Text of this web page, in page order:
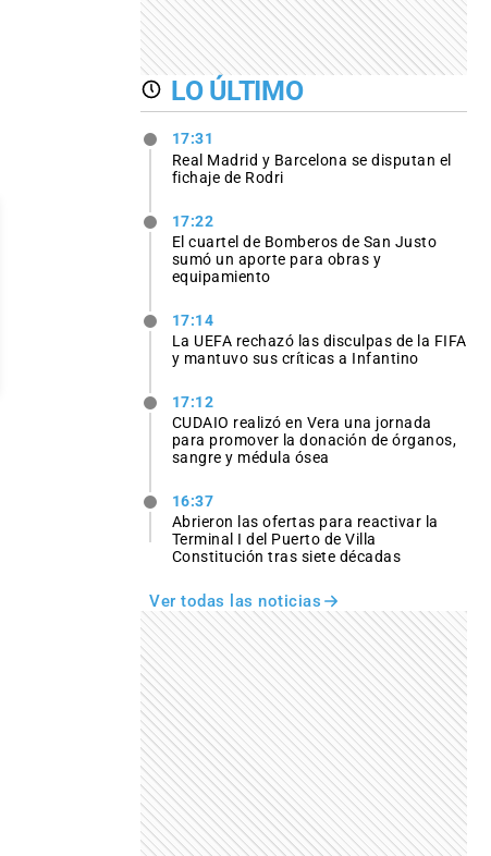
LO ÚLTIMO
17:31
Real Madrid y Barcelona se disputan el
fichaje de Rodri
17:22
El cuartel de Bomberos de San Justo
sumó un aporte para obras y
equipamiento
17:14
La UEFA rechazó las disculpas de la FIFA
y mantuvo sus críticas a Infantino
17:12
CUDAIO realizó en Vera una jornada
para promover la donación de órganos,
sangre y médula ósea
16:37
Abrieron las ofertas para reactivar la
Terminal I del Puerto de Villa
Constitución tras siete décadas
Ver todas las noticias